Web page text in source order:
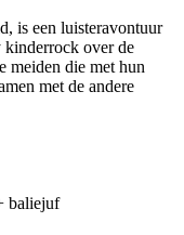
is een luisteravontuur
kinderrock over de
meiden die met hun
met de andere
baliejuf